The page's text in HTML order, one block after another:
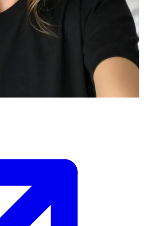
кав'ярні. У неї завжди
вона одягнена в чорну
і у вас є можливість